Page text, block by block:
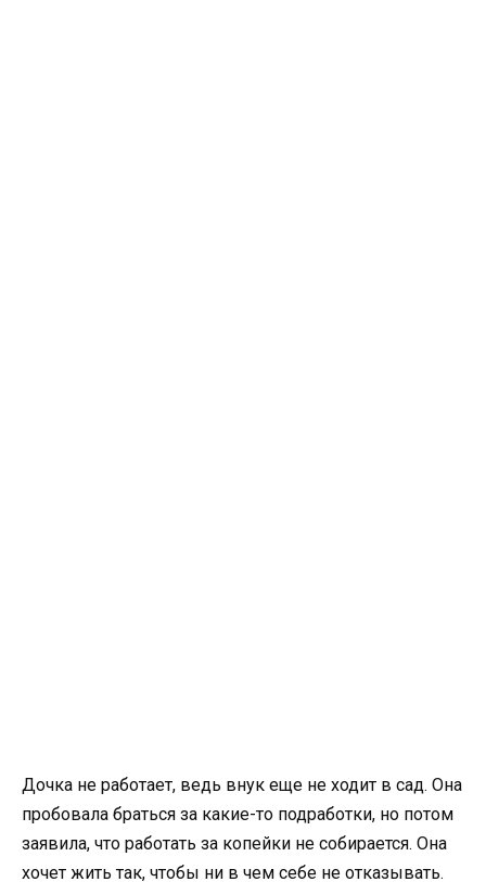
Дочка не работает, ведь внук еще не ходит в сад. Она
пробовала браться за какие-то подработки, но потом
заявила, что работать за копейки не собирается. Она
хочет жить так, чтобы ни в чем себе не отказывать.